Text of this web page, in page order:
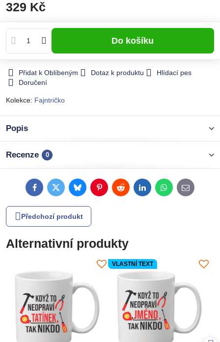
329 Kč
Do košíku
Přidat k Oblíbeným Dotaz k produktu
Hlídací pes
Doručení
Kolekce: Fajntričko
Popis
Recenze 0
FacebookTwitterBlueskyPinterestRedditLinkedInWhatsApp
E-
mail
Předchozí produkt
Alternativní produkty
VLASTNÍ TEXT